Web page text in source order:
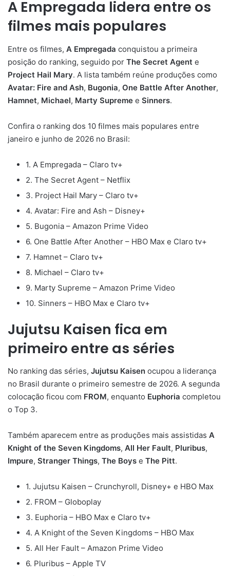
A Empregada lidera entre os
filmes mais populares
Entre os filmes, A Empregada conquistou a primeira
posição do ranking, seguido por The Secret Agent e
Project Hail Mary. A lista também reúne produções como
Avatar: Fire and Ash, Bugonia, One Battle After Another,
Hamnet, Michael, Marty Supreme e Sinners.
Confira o ranking dos 10 filmes mais populares entre
janeiro e junho de 2026 no Brasil:
1. A Empregada – Claro tv+
2. The Secret Agent – Netflix
3. Project Hail Mary – Claro tv+
4. Avatar: Fire and Ash – Disney+
5. Bugonia – Amazon Prime Video
6. One Battle After Another – HBO Max e Claro tv+
7. Hamnet – Claro tv+
8. Michael – Claro tv+
9. Marty Supreme – Amazon Prime Video
10. Sinners – HBO Max e Claro tv+
Jujutsu Kaisen fica em
primeiro entre as séries
No ranking das séries, Jujutsu Kaisen ocupou a liderança
no Brasil durante o primeiro semestre de 2026. A segunda
colocação ficou com FROM, enquanto Euphoria completou
o Top 3.
Também aparecem entre as produções mais assistidas A
Knight of the Seven Kingdoms, All Her Fault, Pluribus,
Impure, Stranger Things, The Boys e The Pitt.
1. Jujutsu Kaisen – Crunchyroll, Disney+ e HBO Max
2. FROM – Globoplay
3. Euphoria – HBO Max e Claro tv+
4. A Knight of the Seven Kingdoms – HBO Max
5. All Her Fault – Amazon Prime Video
6. Pluribus – Apple TV